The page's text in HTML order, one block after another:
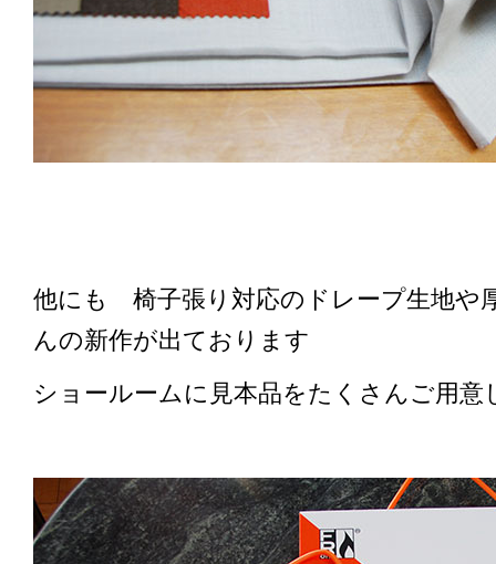
他にも 椅子張り対応のドレープ生地や
んの新作が出ております
ショールームに見本品をたくさんご用意